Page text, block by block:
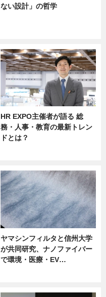
ない設計」の哲学
HR EXPO主催者が語る 総
務・人事・教育の最新トレン
ドとは？
ヤマシンフィルタと信州大学
が共同研究、ナノファイバー
で環境・医療・EV…